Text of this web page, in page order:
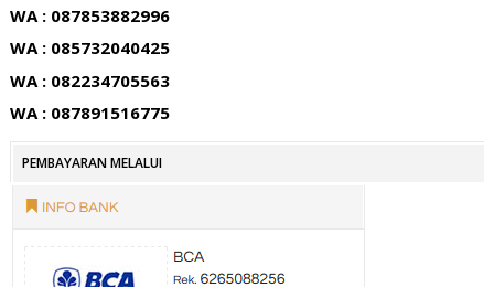
WA : 087853882996
WA : 085732040425
WA : 082234705563
WA : 087891516775
PEMBAYARAN MELALUI